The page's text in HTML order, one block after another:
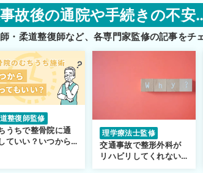
故後の通院や手続きの不安
・柔道整復師など、各専門家監修の記事をチ
整復師監修
うちで整骨院に通
ていい？いつから
理学療法士監修
交通事故で整形外科が
リハビリしてくれない…
転院するべき？